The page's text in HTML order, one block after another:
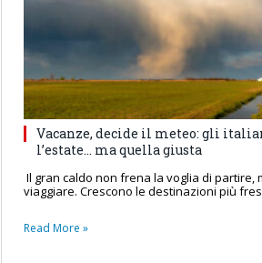
Vacanze, decide il meteo: gli
l’estate… ma quella giusta
Il gran caldo non frena la voglia di partire,
viaggiare. Crescono le destinazioni più
Read More »